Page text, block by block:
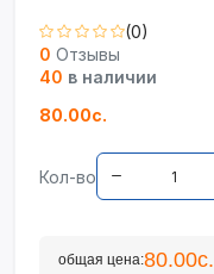
(0)
0 Отзывы
40 в наличии
80.00с.
Кол-во
общая цена:80.00с.